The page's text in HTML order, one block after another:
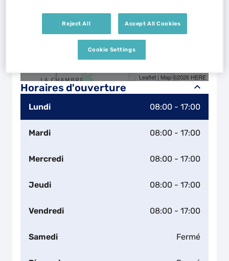
Horaires d'ouverture
Lundi 08:00 - 17:00
Mardi 08:00 - 17:00
Mercredi 08:00 - 17:00
Jeudi 08:00 - 17:00
Vendredi 08:00 - 17:00
Samedi Fermé
Leaflet | Map ©2026 HERE
Naviguer
Reject All Accept All Cookies
Cookie Settings